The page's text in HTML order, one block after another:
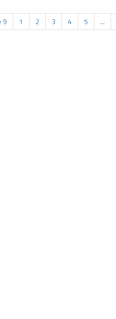
9 1 2 3 4 5 ...